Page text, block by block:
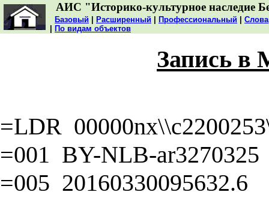
АИС "Историко-культурное наследие
Базовый Расширенный Профессиональный
По видам объектов
Запись в
=LDR
=001 BY-NLB-ar3270325
=005 20160330095632.6